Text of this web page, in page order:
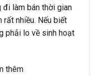
đi làm bán thời gian
rất nhiều. Nếu biết
phải lo về sinh hoạt
thêm